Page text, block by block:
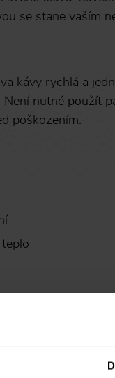
se stane vaším
kávy rychlá a
nutné použít
poškozením.